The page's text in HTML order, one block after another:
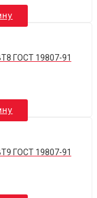
ГОСТ 19807-91
ГОСТ 19807-91